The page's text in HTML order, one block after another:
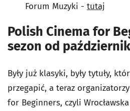
Forum Muzyki - tutaj
Polish Cinema for
sezon od
Były już klasyki, były tytuły,
przegapić, a teraz
for Beginners, czyli